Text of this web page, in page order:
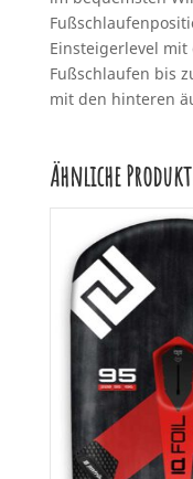
Einsteigerlevel
Fußschlaufen bis
mit den hinteren
Ähnliche